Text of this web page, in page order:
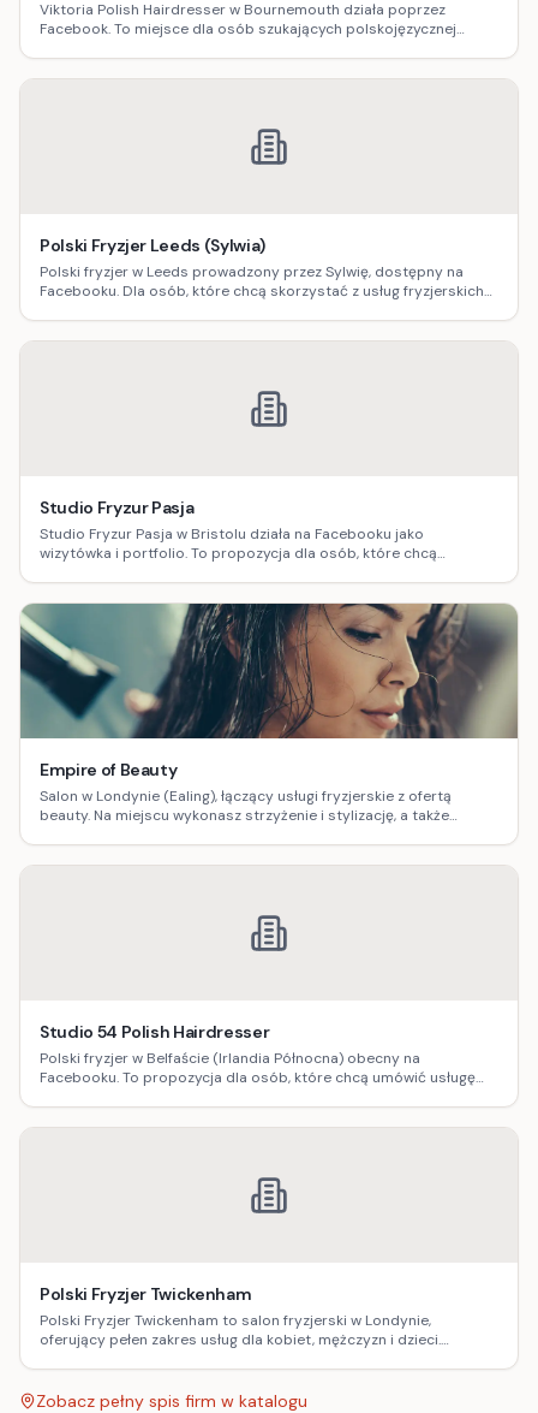
Viktoria Polish Hairdresser w Bournemouth działa poprzez
Facebook. To miejsce dla osób szukających polskojęzycznej
Polski Fryzjer Leeds (Sylwia)
Polski fryzjer w Leeds prowadzony przez Sylwię, dostępny na
Facebooku. Dla osób, które chcą skorzystać z usług fryzjerskich
Studio Fryzur Pasja
Studio Fryzur Pasja w Bristolu działa na Facebooku jako
wizytówka i portfolio. To propozycja dla osób, które chcą
Empire of Beauty
Salon w Londynie (Ealing), łączący usługi fryzjerskie z ofertą
beauty. Na miejscu wykonasz strzyżenie i stylizację, a także
Studio 54 Polish Hairdresser
Polski fryzjer w Belfaście (Irlandia Północna) obecny na
Facebooku. To propozycja dla osób, które chcą umówić usługę
Polski Fryzjer Twickenham
Polski Fryzjer Twickenham to salon fryzjerski w Londynie,
oferujący pełen zakres usług dla kobiet, mężczyzn i dzieci.
Zobacz pełny spis firm w katalogu